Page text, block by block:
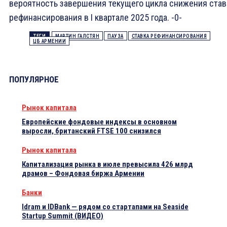
вероятность завершения текущего цикла снижения
рефинансирования в I квартале 2025 года. -0-
ТЕГИ МАРТИН ГАЛСТЯН ПАУЗА
СТАВКА РЕФИНАНСИРОВАНИЯ
ЦБ АРМЕНИИ
ПОПУЛЯРНОЕ
Рынок капитала
Европейские фондовые индексы в основном
выросли, британский FTSE 100 снизился
Рынок капитала
Капитализация рынка в июле превысила 426 млрд
драмов – Фондовая биржа Армении
Банки
Idram и IDBank — рядом со стартапами на Seaside
Startup Summit (ВИДЕО)